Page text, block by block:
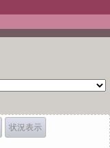
状況表示